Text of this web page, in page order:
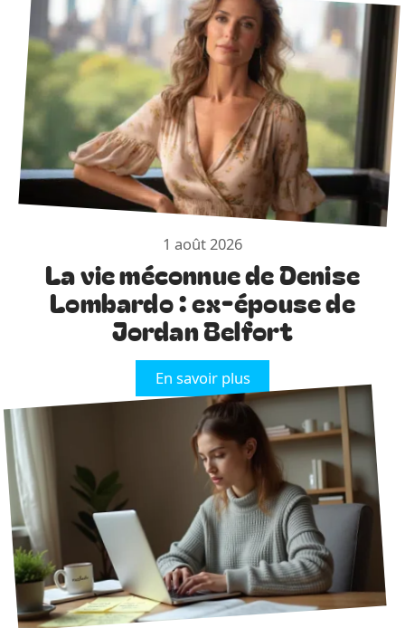
1 août 2026
La vie méconnue de Denise
Lombardo : ex-épouse de
Jordan Belfort
En savoir plus